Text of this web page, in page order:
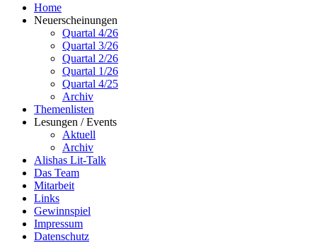
Home
Neuerscheinungen
Quartal 4/26
Quartal 3/26
Quartal 2/26
Quartal 1/26
Quartal 4/25
Archiv
Themenlisten
Lesungen / Events
Aktuell
Archiv
Alishas Lit-Talk
Das Team
Mitarbeit
Links
Gewinnspiel
Impressum
Datenschutz